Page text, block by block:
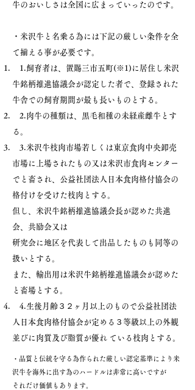
牛のおいしさは全国に広まっていったのです。
・米沢牛と名乗る為には下記の厳しい条件を全
て揃える事が必要です。
1.飼育者は、置賜三市五町(※1)に居住し米沢
牛銘柄推進協議会が認定した者で、登録された
牛舎での飼育期間が最も長いものとする。
2.肉牛の種類は、黒毛和種の未経産雌牛とす
る。
3.米沢牛枝肉市場若しくは東京食肉中央卸売
市場に上場されたもの又は米沢市食肉センター
でと畜され、公益社団法人日本食肉格付協会の
格付けを受けた枝肉とする。
但し、米沢牛銘柄推進協議会長が認めた共進
会、共励会又は
研究会に地区を代表して出品したものも同等の
扱いとする。
また、輸出用は米沢牛銘柄推進協議会が認めた
と畜場とする。
4.生後月齢３２ヶ月以上のもので公益社団法
人日本食肉格付協会が定める３等級以上の外観
並びに肉質及び脂質が優れ ている枝肉とする。
・品質と伝統を守る為作られた厳しい認定基準により米
沢牛を海外に出す為のハードルは非常に高いですが
それだけ価値もあります。